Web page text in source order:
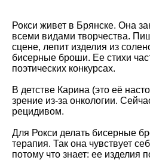
Рокси живет в Брянске. Она
всеми видами творчества.
сцене, лепит изделия из
бисерные броши. Ее стихи
поэтических конкурсах.
В детстве Карина (это её
зрение из-за онкологии.
рецидивом.
Для Рокси делать бисерные
терапия. Так она чувствует
потому что знает: ее изделия